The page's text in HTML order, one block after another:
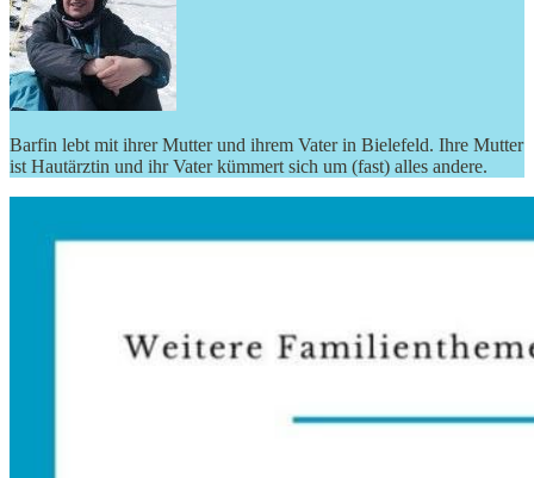
Barfin lebt mit ihrer Mutter und ihrem Vater in Bielefeld. Ihre Mutter
ist Hautärztin und ihr Vater kümmert sich um (fast) alles andere.